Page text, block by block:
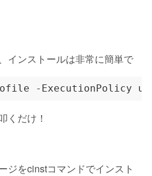
インストールは非常に簡単で
-ExecutionPolicy
くだけ！
ジをcinstコマンドでインスト